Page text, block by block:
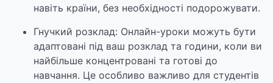
навіть країни, без необхідності подорожувати.
Гнучкий розклад: Онлайн-уроки можуть бути
адаптовані під ваш розклад та години, коли ви
найбільше концентровані та готові до
навчання. Це особливо важливо для студентів